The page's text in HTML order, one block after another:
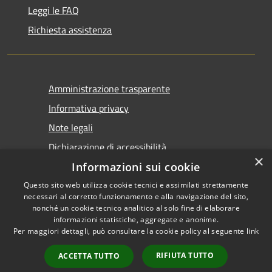
Leggi le FAQ
Richiesta assistenza
Amministrazione trasparente
Informativa privacy
Note legali
Dichiarazione di accessibilità
Accessibilità
Copyright © 2026 • Comune di
Castel San Giovanni • Powered
byMunicipium
Accesso
redazione
×
Informazioni sui cookie
Questo sito web utilizza cookie tecnici e assimilati strettamente
necessari al corretto funzionamento e alla navigazione del sito,
nonché un cookie tecnico analitico al solo fine di elaborare
informazioni statistiche, aggregate e anonime.
Per maggiori dettagli, può consultare la cookie policy al seguente link
ACCETTA TUTTO RIFIUTA TUTTO